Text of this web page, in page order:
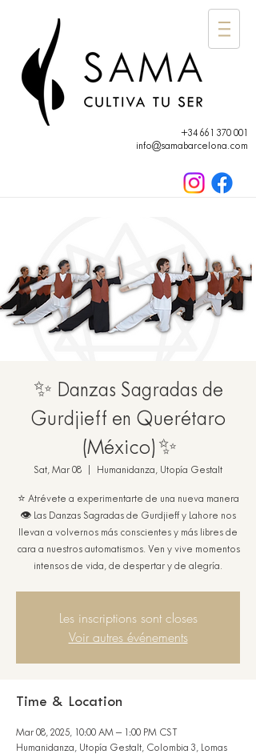
+34 661 370 001
info@samabarcelona.com
✨ Danzas Sagradas de
Gurdjieff en Querétaro
(México)✨
Sat, Mar 08 Humanidanza, Utopía Gestalt
⭐ Atrévete a experimentarte de una nueva manera
👁️ Las Danzas Sagradas de Gurdjieff y Lahore nos
llevan a volvernos más conscientes y más libres de
cara a nuestros automatismos. Ven y vive momentos
intensos de vida, de despertar y de alegría.
Les inscriptions sont closes
Voir autres événements
Time & Location
Mar 08, 2025, 10:00 AM – 1:00 PM CST
Humanidanza, Utopía Gestalt, Colombia 3, Lomas